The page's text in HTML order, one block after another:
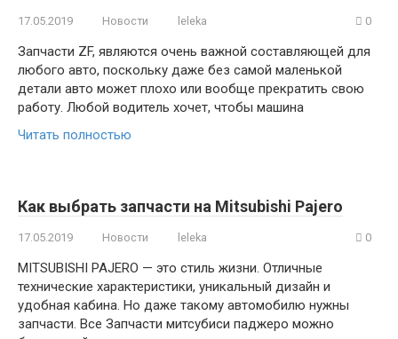
17.05.2019 Новости leleka 0
Запчасти ZF, являются очень важной составляющей для
любого авто, поскольку даже без самой маленькой
детали авто может плохо или вообще прекратить свою
работу. Любой водитель хочет, чтобы машина
Читать полностью
Как выбрать запчасти на Mitsubishi Pajero
17.05.2019 Новости leleka 0
MITSUBISHI PAJERO — это стиль жизни. Отличные
технические характеристики, уникальный дизайн и
удобная кабина. Но даже такому автомобилю нужны
запчасти. Все Запчасти митсубиси паджеро можно